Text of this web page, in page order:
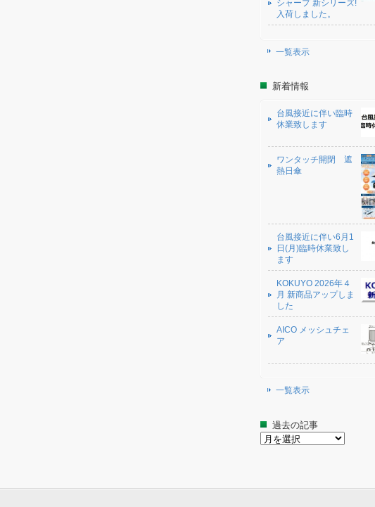
シャープ 新シリーズ!
入荷しました。
一覧表示
新着情報
台風接近に伴い臨時
休業致します
ワンタッチ開閉 遮
熱日傘
台風接近に伴い6月1
日(月)臨時休業致し
ます
KOKUYO 2026年４
月 新商品アップしま
した
AICO メッシュチェ
ア
一覧表示
過去の記事
過
事